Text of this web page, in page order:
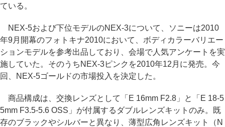
ている。
NEX-5および下位モデルのNEX-3について、ソニーは2010
年9月開幕のフォトキナ2010において、ボディカラーバリエー
ションモデルを参考出品しており、会場で人気アンケートを実
施していた。そのうちNEX-3ピンクを2010年12月に発売。今
回、NEX-5ゴールドの市場投入を決定した。
商品構成は、交換レンズとして「E 16mm F2.8」と「E 18-5
5mm F3.5-5.6 OSS」が付属するダブルレンズキットのみ。既
存のブラックやシルバーと異なり、薄型広角レンズキット（N